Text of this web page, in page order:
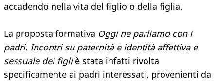
accadendo nella vita del figlio o della figlia.
La proposta formativa Oggi ne parliamo con i
padri. Incontri su paternità e identità affettiva e
sessuale dei figliè stata infatti rivolta
specificamente ai padri interessati, provenienti da